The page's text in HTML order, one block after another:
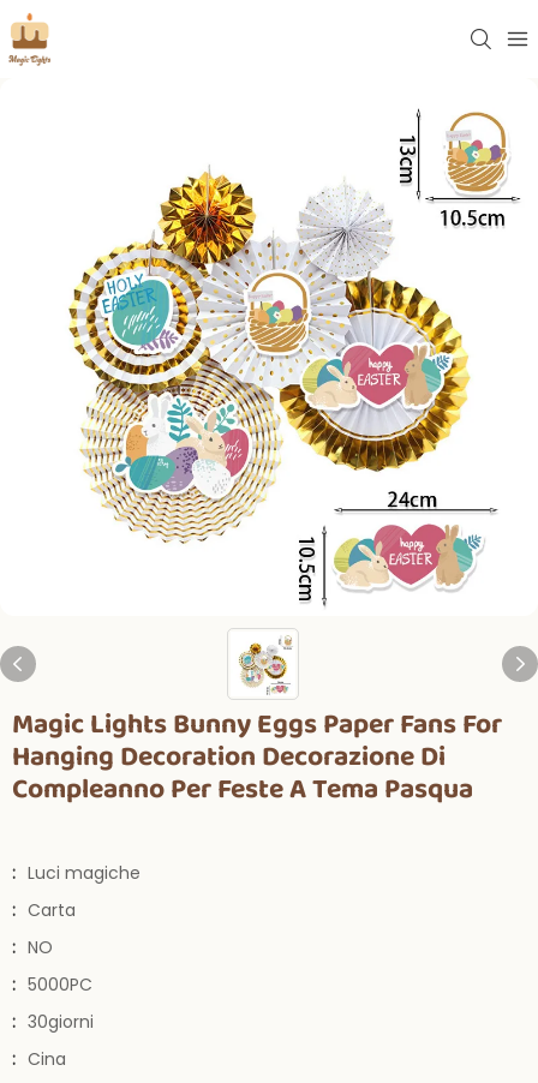
Magic Lights Bunny Eggs Paper Fans For
Hanging Decoration Decorazione Di
Compleanno Per Feste A Tema Pasqua
: Luci magiche
: Carta
: NO
: 5000PC
: 30giorni
: Cina